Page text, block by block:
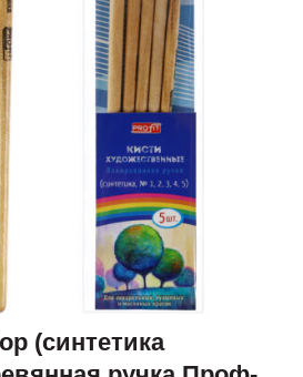
(синтетика